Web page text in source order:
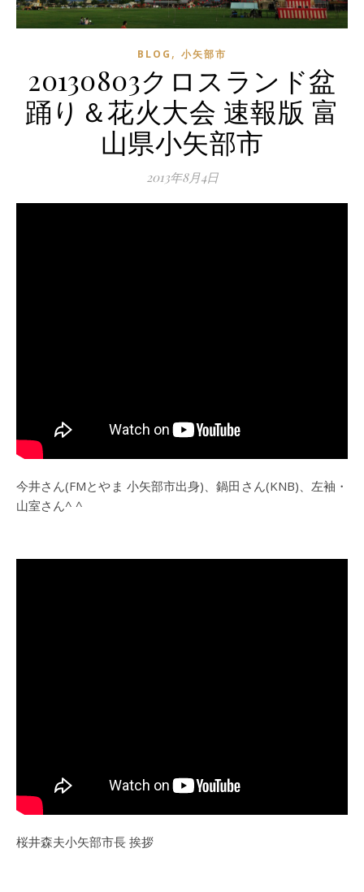
BLOG , 小矢部市
20130803クロスランド盆
踊り＆花火大会 速報版 富
山県小矢部市
2013年8月4日
今井さん(FMとやま 小矢部市出身)、鍋田さん(KNB)、左袖・
山室さん^ ^
桜井森夫小矢部市長 挨拶